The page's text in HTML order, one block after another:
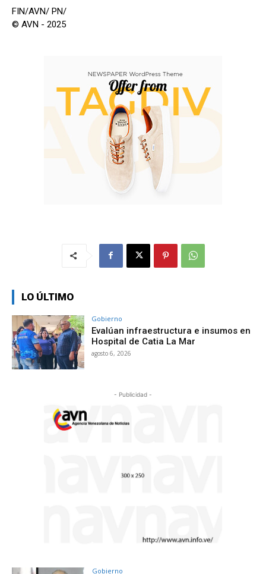
FIN/AVN/ PN/
© AVN - 2025
LO ÚLTIMO
Gobierno
Evalúan infraestructura e insumos en
Hospital de Catia La Mar
agosto 6, 2026
- Publicidad -
Gobierno